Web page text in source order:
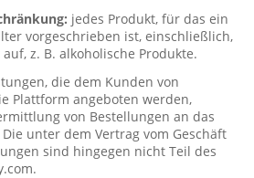
jedes Produkt, für das ein
vorgeschrieben ist, einschließlich,
z. B. alkoholische Produkte.
die dem Kunden von
Plattform angeboten werden,
von Bestellungen an das
unter dem Vertrag vom Geschäft
sind hingegen nicht Teil des